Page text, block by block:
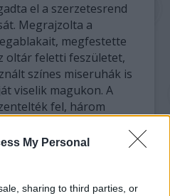
My Personal
sharing to third parties, or
el a szerzetesrend
Megrajzolta a
megfestette
oltár feletti feszületet,
színes miseruhák is
viselik magukon. A
fel, három
táncosok
festett gyermek